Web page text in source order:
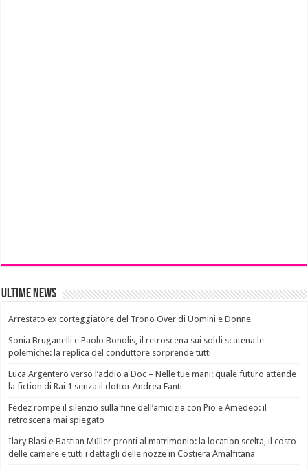
Ultime News
Arrestato ex corteggiatore del Trono Over di Uomini e Donne
Sonia Bruganelli e Paolo Bonolis, il retroscena sui soldi scatena le
polemiche: la replica del conduttore sorprende tutti
Luca Argentero verso l’addio a Doc – Nelle tue mani: quale futuro attende
la fiction di Rai 1 senza il dottor Andrea Fanti
Fedez rompe il silenzio sulla fine dell’amicizia con Pio e Amedeo: il
retroscena mai spiegato
Ilary Blasi e Bastian Müller pronti al matrimonio: la location scelta, il costo
delle camere e tutti i dettagli delle nozze in Costiera Amalfitana